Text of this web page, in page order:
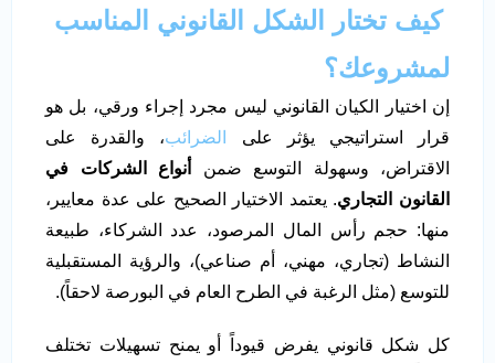
كيف تختار الشكل القانوني المناسب
لمشروعك؟
إن اختيار الكيان القانوني ليس مجرد إجراء ورقي، بل هو
قرار استراتيجي يؤثر على
الضرائب، والقدرة على
الاقتراض، وسهولة التوسع ضمن
أنواع الشركات في
القانون التجاري. يعتمد الاختيار الصحيح على عدة معايير،
منها: حجم رأس المال المرصود، عدد الشركاء، طبيعة
النشاط (تجاري، مهني، أم صناعي)، والرؤية المستقبلية
للتوسع (مثل الرغبة في الطرح العام في البورصة لاحقاً).
كل شكل قانوني يفرض قيوداً أو يمنح تسهيلات تختلف